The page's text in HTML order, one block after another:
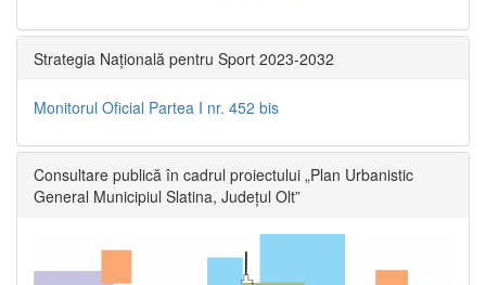
Strategia Națională pentru Sport 2023-2032
Monitorul Oficial Partea I nr. 452 bis
Consultare publică în cadrul proiectului „Plan Urbanistic
General Municipiul Slatina, Județul Olt”